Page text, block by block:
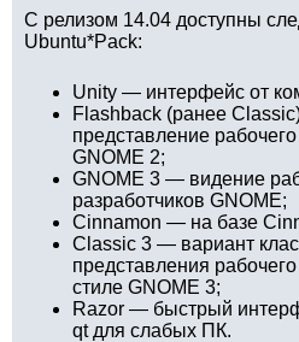
С релизом 14.04 доступны
Ubuntu*Pack:
Unity — интерфейс от
Flashback (ранее
представление
GNOME 2;
GNOME 3 — видение
разработчиков GNOME;
Cinnamon — на базе
Classic 3 — вариант
представления
стиле GNOME 3;
Razor — быстрый
qt для слабых ПК.